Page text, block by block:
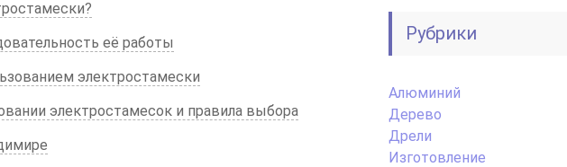
её работы
электростамески
электростамесок и правила выбора
Рубрики
Алюминий
Дерево
Дрели
Изготовление